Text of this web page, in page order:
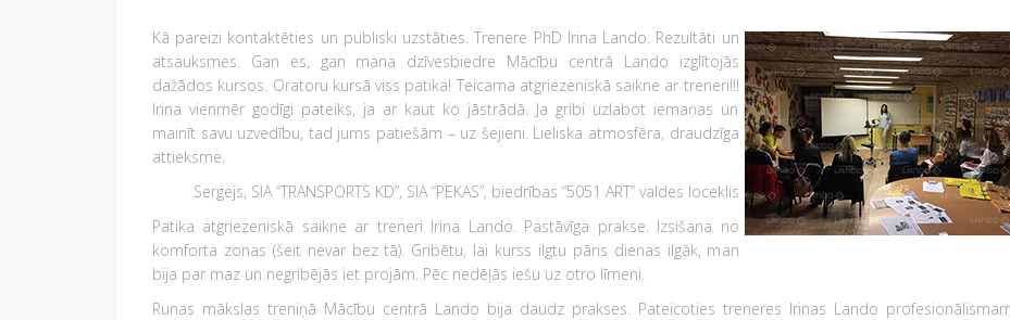
Kā pareizi kontaktēties un publiski uzstāties. Trenere PhD Irina Lando. Rezultāti un
atsauksmes. Gan es, gan mana dzīvesbiedre Mācību centrā Lando izglītojās
dažādos kursos. Oratoru kursā viss patika! Teicama atgriezeniskā saikne ar treneri!!!
Irina vienmēr godīgi pateiks, ja ar kaut ko jāstrādā. Ja gribi uzlabot iemaņas un
mainīt savu uzvedību, tad jums patiešām – uz šejieni. Lieliska atmosfēra, draudzīga
attieksme.
Sergejs, SIA “TRANSPORTS KD”, SIA “PEKAS”, biedrības “5051 ART” valdes loceklis
Patika atgriezeniskā saikne ar treneri Irina Lando. Pastāvīga prakse. Izsišana no
komforta zonas (šeit nevar bez tā). Gribētu, lai kurss ilgtu pāris dienas ilgāk, man
bija par maz un negribējās iet projām. Pēc nedēļās iešu uz otro līmeni.
Runas mākslas treniņā Mācību centrā Lando bija daudz prakses. Pateicoties treneres Irinas Lando